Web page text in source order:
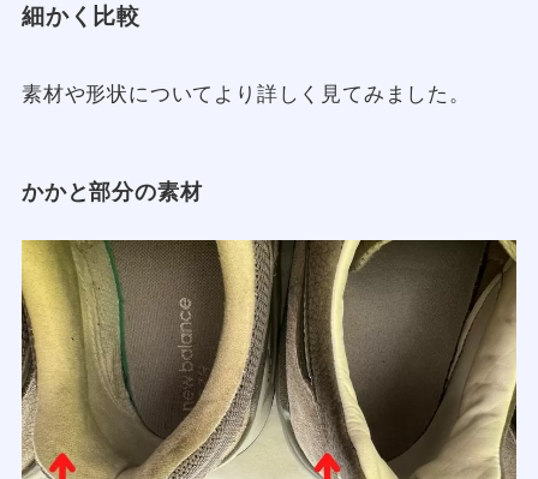
細かく比較
素材や形状についてより詳しく見てみました。
かかと部分の素材